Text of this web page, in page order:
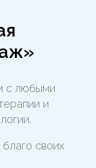
с любыми
и
своих